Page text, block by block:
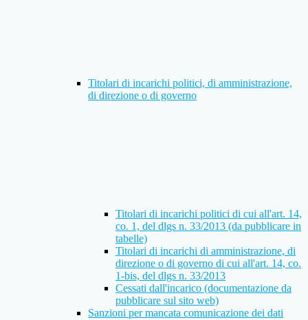
Titolari di incarichi politici, di amministrazione,
di direzione o di governo
Titolari di incarichi politici di cui all'art. 14,
co. 1, del dlgs n. 33/2013 (da pubblicare in
tabelle)
Titolari di incarichi di amministrazione, di
direzione o di governo di cui all'art. 14, co.
1-bis, del dlgs n. 33/2013
Cessati dall'incarico (documentazione da
pubblicare sul sito web)
Sanzioni per mancata comunicazione dei dati